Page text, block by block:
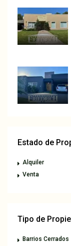
Estado de
Alquiler
Venta
Tipo de
Barrios Cerrados